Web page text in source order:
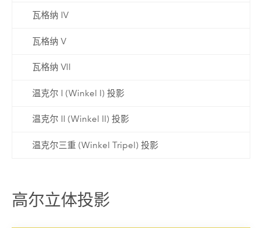
瓦格纳 IV
瓦格纳 V
瓦格纳 VII
温克尔 I (Winkel I) 投影
温克尔 II (Winkel II) 投影
温克尔三重 (Winkel Tripel) 投影
高尔立体投影